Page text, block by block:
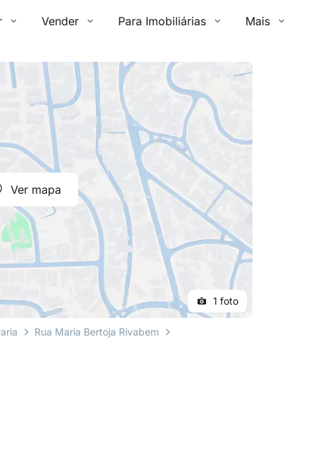
Vender Para Imobiliárias Mais
Ver mapa
1 foto
Rua Maria Bertoja Rivabem